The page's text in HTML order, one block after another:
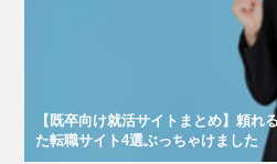
【既卒向け就活サイトまとめ】頼れ
た転職サイト4選ぶっちゃけました